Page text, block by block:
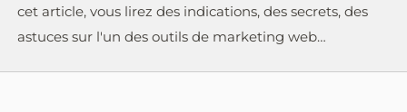
cet article, vous lirez des indications, des secrets, des
astuces sur l'un des outils de marketing web…